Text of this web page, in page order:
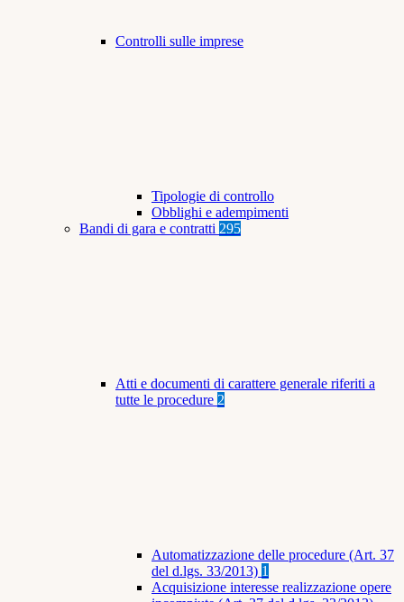
Controlli sulle imprese
Tipologie di controllo
Obblighi e adempimenti
Bandi di gara e contratti 295
Atti e documenti di carattere generale riferiti a
tutte le procedure 2
Automatizzazione delle procedure (Art. 37
del d.lgs. 33/2013) 1
Acquisizione interesse realizzazione opere